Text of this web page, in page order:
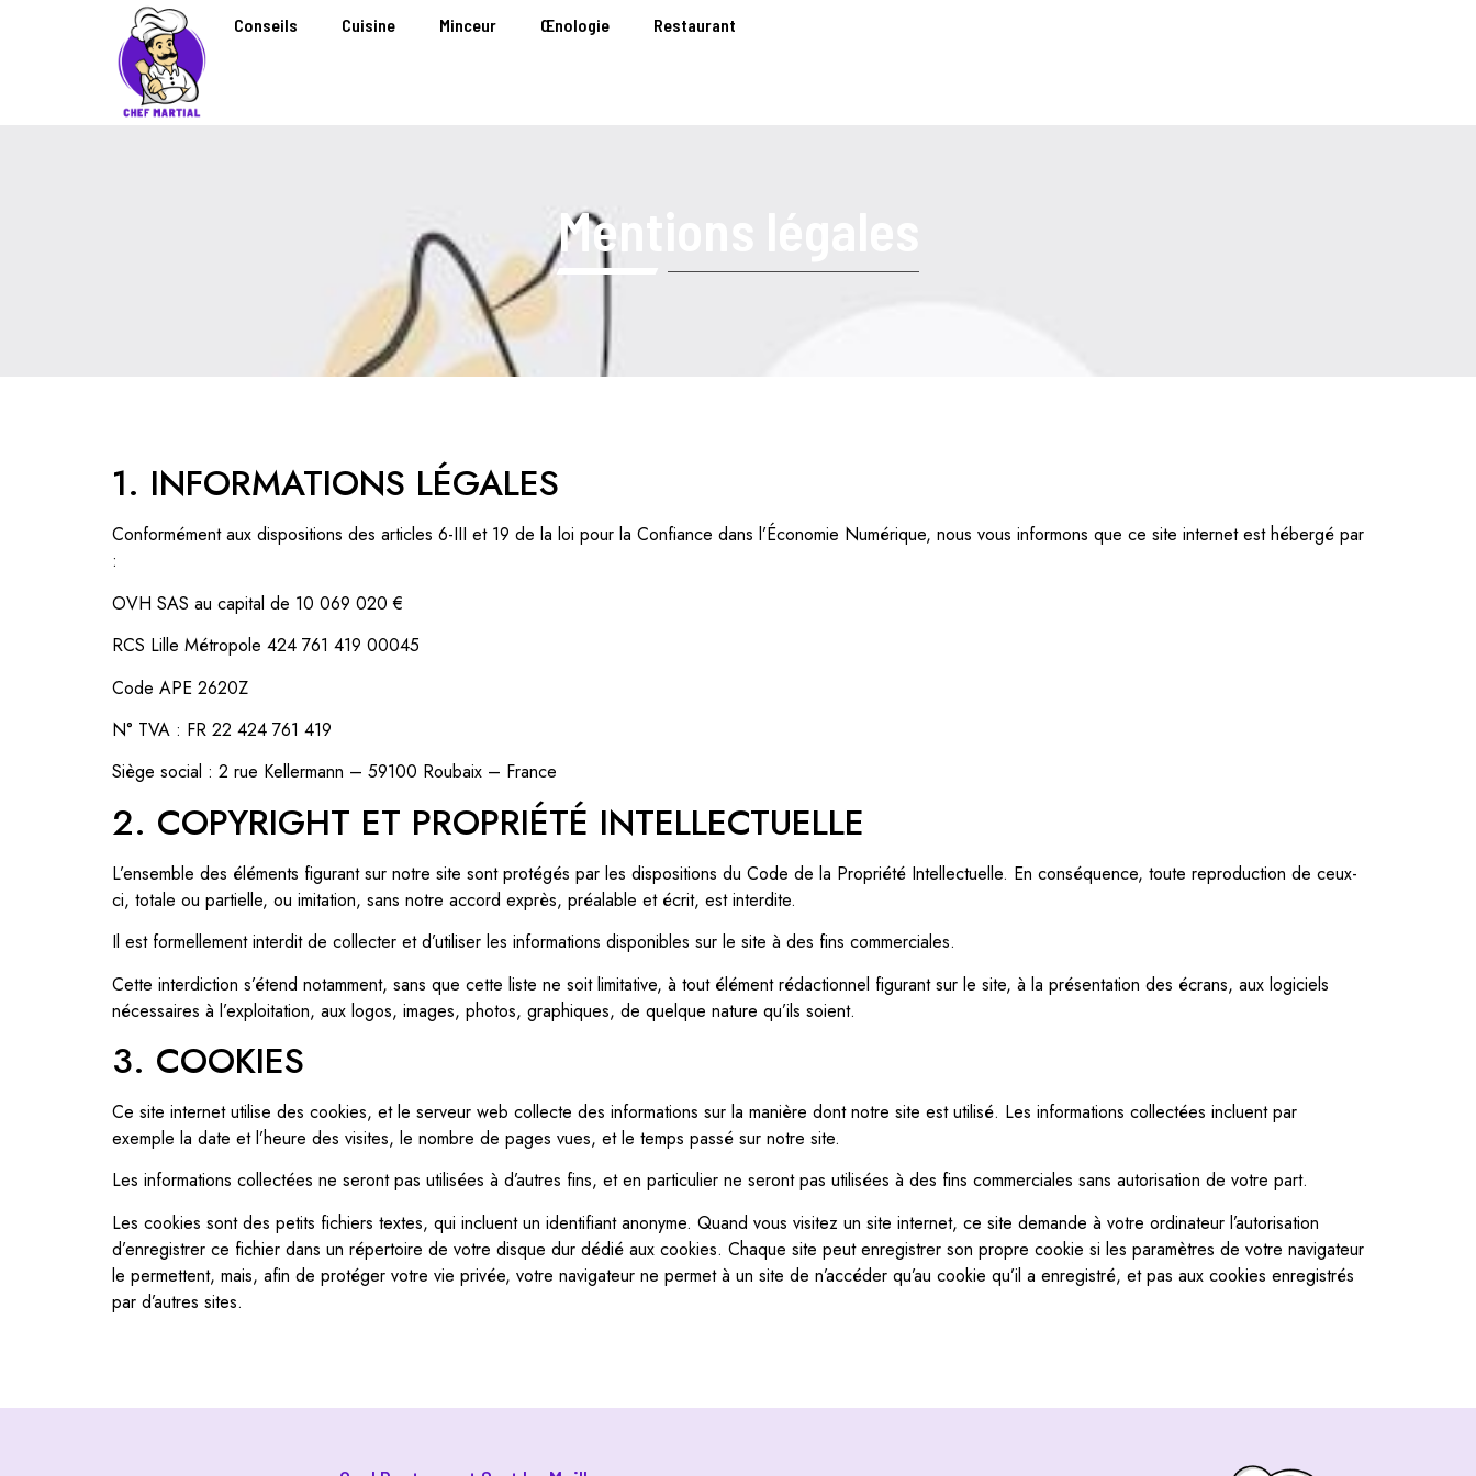
Conseils Cuisine Minceur Œnologie Restaurant
Mentions légales
1. INFORMATIONS LÉGALES
Conformément aux dispositions des articles 6-III et 19 de la loi pour la Confiance dans l’Économie Numérique, nous vous informons que ce site internet est hébergé par
:
OVH SAS au capital de 10 069 020 €
RCS Lille Métropole 424 761 419 00045
Code APE 2620Z
N° TVA : FR 22 424 761 419
Siège social : 2 rue Kellermann – 59100 Roubaix – France
2. COPYRIGHT ET PROPRIÉTÉ INTELLECTUELLE
L’ensemble des éléments figurant sur notre site sont protégés par les dispositions du Code de la Propriété Intellectuelle. En conséquence, toute reproduction de ceux-
ci, totale ou partielle, ou imitation, sans notre accord exprès, préalable et écrit, est interdite.
Il est formellement interdit de collecter et d’utiliser les informations disponibles sur le site à des fins commerciales.
Cette interdiction s’étend notamment, sans que cette liste ne soit limitative, à tout élément rédactionnel figurant sur le site, à la présentation des écrans, aux logiciels
nécessaires à l’exploitation, aux logos, images, photos, graphiques, de quelque nature qu’ils soient.
3. COOKIES
Ce site internet utilise des cookies, et le serveur web collecte des informations sur la manière dont notre site est utilisé. Les informations collectées incluent par
exemple la date et l’heure des visites, le nombre de pages vues, et le temps passé sur notre site.
Les informations collectées ne seront pas utilisées à d’autres fins, et en particulier ne seront pas utilisées à des fins commerciales sans autorisation de votre part.
Les cookies sont des petits fichiers textes, qui incluent un identifiant anonyme. Quand vous visitez un site internet, ce site demande à votre ordinateur l’autorisation
d’enregistrer ce fichier dans un répertoire de votre disque dur dédié aux cookies. Chaque site peut enregistrer son propre cookie si les paramètres de votre navigateur
le permettent, mais, afin de protéger votre vie privée, votre navigateur ne permet à un site de n’accéder qu’au cookie qu’il a enregistré, et pas aux cookies enregistrés
par d’autres sites.